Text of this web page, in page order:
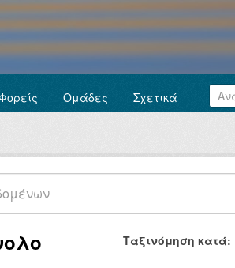
Φορείς Ομάδες Σχετικά
Ταξινόμηση κατά